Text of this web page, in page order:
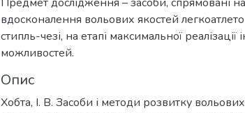
вдосконалення вольових якостей
стипль-чезі, на етапі максимальної реалізації
можливостей.
Опис
Хобта, І. В. Засоби і методи розвитку